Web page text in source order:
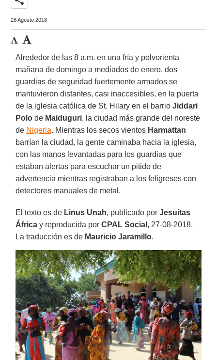
28 Agosto 2018
Alrededor de las 8 a.m. en una fría y polvorienta
mañana de domingo a mediados de enero, dos
guardias de seguridad fuertemente armados se
mantuvieron distantes, casi inaccesibles, en la puerta
de la iglesia católica de St. Hilary en el barrioJiddari
Polode Maiduguri, la ciudad más grande del noreste
de Nigeria. Mientras los secos vientos Harmattan
barrían la ciudad, la gente caminaba hacia la iglesia,
con las manos levantadas para los guardias que
estaban alertas para escuchar un pitido de
advertencia mientras registraban a los feligreses con
detectores manuales de metal.
El texto es de Linus Unah, publicado porJesuitas
África y reproducida porCPAL Social , 27-08-2018.
La traducción es de Mauricio Jaramillo.